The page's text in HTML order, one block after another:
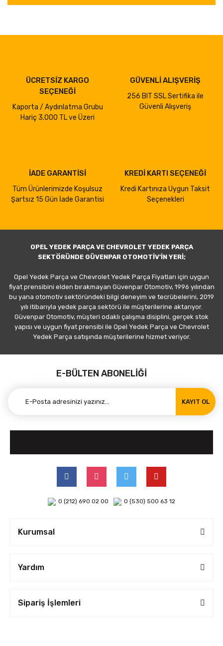
ÜCRETSİZ KARGO
SEÇENEĞİ
Kaporta / Aydınlatma Grubu
Hariç 3.000 TL ve Üzeri
GÜVENLİ ALIŞVERİŞ
256 BIT SSL Sertifika ile
Güvenli Alışveriş
İADE GARANTİSİ
Tüm Ürünlerimizde Koşulsuz
Şartsız 15 Gün İade Garantisi
KREDİ KARTI SEÇENEĞİ
Kredi Kartınıza Uygun Taksit
Seçenekleri
OPEL YEDEK PARÇA VE CHEVROLET YEDEK PARÇA
SEKTÖRÜNDE GÜVENPAR OTOMOTİV'İN YERİ;
Opel Yedek Parça ve Chevrolet Yedek Parça Fiyatları için uygun
fiyat prensibini elden bırakmayan Güvenpar Otomotiv, 1996 yılından
bu yana otomotiv sektöründeki bilgi deneyim ve tecrübelerini, 2019
yılı itibarıyla yedek parça sektörü ile müşterilerine aktarıyor.
Güvenpar Otomotiv, müşteri odaklı çalışma disiplini, gerçek stok
yapısı ve uygun fiyat prensibi ile Opel Yedek Parça ve Chevrolet
Yedek Parça satışında müşterilerine hizmet veriyor.
E-BÜLTEN ABONELİĞİ
KAYIT OL
0 (212) 690 02 00 0 (530) 500 63 12
Kurumsal
Yardım
Sipariş İşlemleri